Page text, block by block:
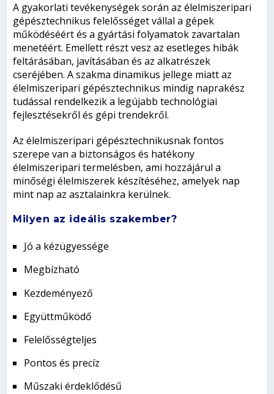
A gyakorlati tevékenységek során az élelmiszeripari
gépésztechnikus felelősséget vállal a gépek
működéséért és a gyártási folyamatok zavartalan
menetéért. Emellett részt vesz az esetleges hibák
feltárásában, javításában és az alkatrészek
cseréjében. A szakma dinamikus jellege miatt az
élelmiszeripari gépésztechnikus mindig naprakész
tudással rendelkezik a legújabb technológiai
fejlesztésekről és gépi trendekről.
Az élelmiszeripari gépésztechnikusnak fontos
szerepe van a biztonságos és hatékony
élelmiszeripari termelésben, ami hozzájárul a
minőségi élelmiszerek készítéséhez, amelyek nap
mint nap az asztalainkra kerülnek.
Milyen az ideális szakember?
Jó a kézügyessége
Megbízható
Kezdeményező
Együttműködő
Felelősségteljes
Pontos és precíz
Műszaki érdeklődésű